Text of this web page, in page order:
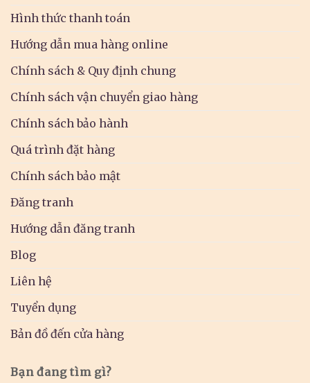
Hình thức thanh toán
Hướng dẫn mua hàng online
Chính sách & Quy định chung
Chính sách vận chuyển giao hàng
Chính sách bảo hành
Quá trình đặt hàng
Chính sách bảo mật
Đăng tranh
Hướng dẫn đăng tranh
Blog
Liên hệ
Tuyển dụng
Bản đồ đến cửa hàng
Bạn đang tìm gì?